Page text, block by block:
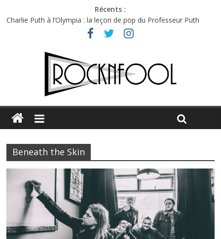
Récents :
Charlie Puth à l’Olympia : la leçon de pop du Professeur Puth
Festival Triptyque : un nouveau festival de musique indépendant
Hellfest 2026 vendredi : température et émotions en hausse
Hellfest 2026 jeudi : impossible de choisir entre chaleur et bonne
Première édition du Midgard Festival : entre bière, métal et
Beneath the Skin